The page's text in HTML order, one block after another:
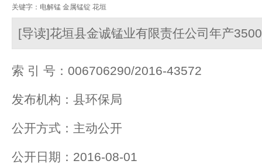
关键字：电解锰 金属锰锭 花垣
[导读]花垣县金诚锰业有限责任公司年产
索 引 号：006706290/2016-43572
发布机构：县环保局
公开方式：主动公开
公开日期：2016-08-01